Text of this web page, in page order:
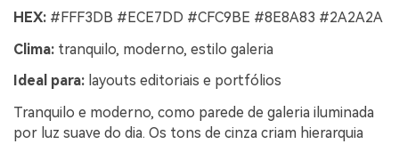
HEX: #FFF3DB #ECE7DD #CFC9BE #8E8A83 #2A2A2A
Clima: tranquilo, moderno, estilo galeria
Ideal para: layouts editoriais e portfólios
Tranquilo e moderno, como parede de galeria iluminada
por luz suave do dia. Os tons de cinza criam hierarquia